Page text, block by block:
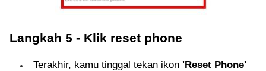
Langkah 5 - Klik reset phone
Terakhir, kamu tinggal tekan ikon 'Reset Phone'